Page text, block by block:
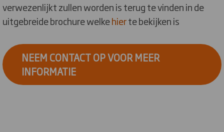
verwezenlijkt zullen worden is terug te vinden in de
uitgebreide brochure welkehierte bekijken is
NEEM CONTACT OP VOOR MEER
INFORMATIE